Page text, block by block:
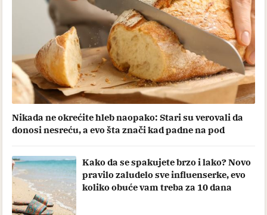
Nikada ne okrećite hleb naopako: Stari su verovali da
donosi nesreću, a evo šta znači kad padne na pod
Kako da se spakujete brzo i lako? Novo
pravilo zaludelo sve influenserke, evo
koliko obuće vam treba za 10 dana